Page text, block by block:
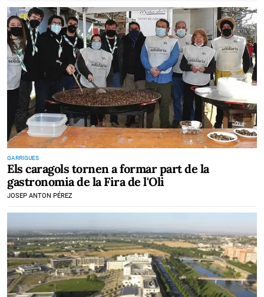
GARRIGUES
Els caragols tornen a formar part de la
gastronomia de la Fira de l'Oli
JOSEP ANTON PÉREZ